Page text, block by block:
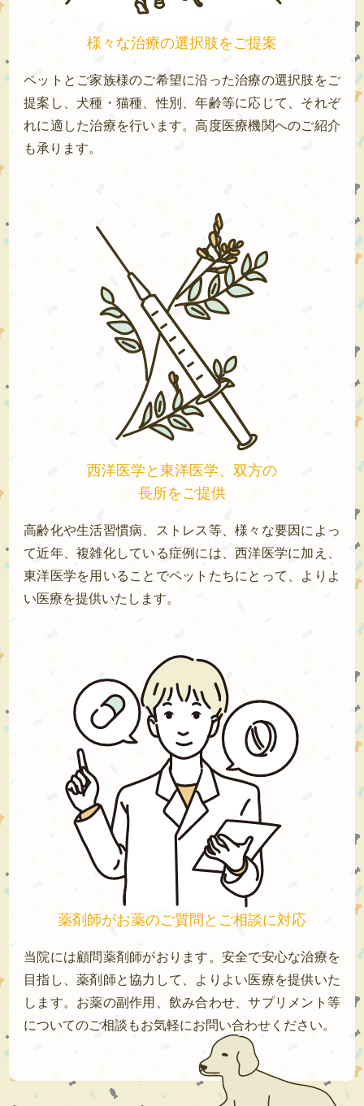
様々な治療の選択肢をご提案
ペットとご家族様のご希望に沿った治療の選択肢をご
提案し、犬種・猫種、性別、年齢等に応じて、それぞ
れに適した治療を行います。高度医療機関へのご紹介
も承ります。
西洋医学と東洋医学、双方の
長所をご提供
高齢化や生活習慣病、ストレス等、様々な要因によっ
て近年、複雑化している症例には、西洋医学に加え、
東洋医学を用いることでペットたちにとって、よりよ
い医療を提供いたします。
薬剤師がお薬のご質問とご相談に対応
当院には顧問薬剤師がおります。安全で安心な治療を
目指し、薬剤師と協力して、よりよい医療を提供いた
します。お薬の副作用、飲み合わせ、サプリメント等
についてのご相談もお気軽にお問い合わせください。